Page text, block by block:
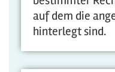
auf dem die
hinterlegt sind.